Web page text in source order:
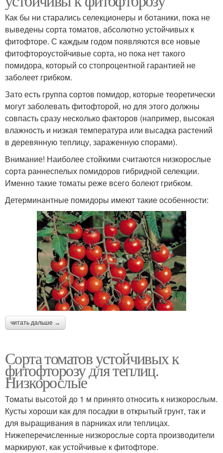
Как бы ни старались селекционеры и ботаники, пока не
выведены сорта томатов, абсолютно устойчивых к
фитофторе. С каждым годом появляются все новые
фитофтороустойчивые сорта, но пока нет такого
помидора, который со стопроцентной гарантией не
заболеет грибком.
Зато есть группа сортов помидор, которые теоретически
могут заболевать фитофторой, но для этого должны
совпасть сразу несколько факторов (например, высокая
влажность и низкая температура или высадка растений
в деревянную теплицу, зараженную спорами).
Внимание! Наиболее стойкими считаются низкорослые
сорта раннеспелых помидоров гибридной селекции.
Именно такие томаты реже всего болеют грибком.
Детерминантные помидоры имеют такие особенности:
читать дальше →
Сорта томатов устойчивых к
фитофторозу для теплиц.
Низкорослые
Томаты высотой до 1 м принято относить к низкорослым.
Кусты хороши как для посадки в открытый грунт, так и
для выращивания в парниках или теплицах.
Нижеперечисленные низкорослые сорта производители
маркируют, как устойчивые к фитофторе.